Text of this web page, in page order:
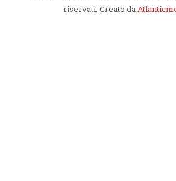
riservati. Creato da